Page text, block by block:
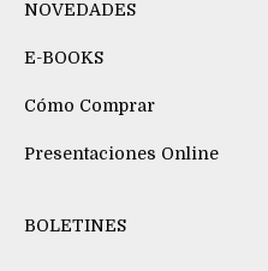
NOVEDADES
E-BOOKS
Cómo Comprar
Presentaciones Online
BOLETINES